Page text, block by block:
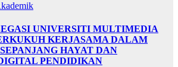
UNIVERSITI MULTIMEDIA
KERJASAMA DALAM
HAYAT DAN
PENDIDIKAN